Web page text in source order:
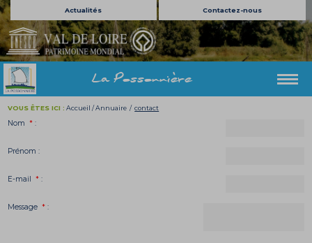
Actualités Contactez-nous
La Possonnière
VOUS ÊTES ICI : Accueil /Annuaire /contact
Nom * :
Prénom:
E-mail * :
Message * :